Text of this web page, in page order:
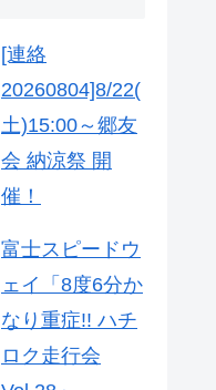
[連絡
20260804]8/22(
土)15:00～郷友
会 納涼祭 開
催！
富士スピードウ
ェイ「8度6分か
なり重症!! ハチ
ロク走行会